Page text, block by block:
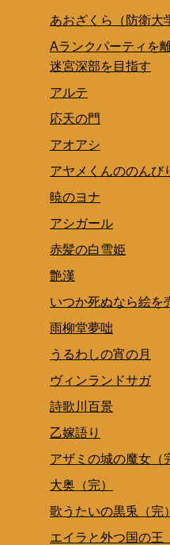
あおざくら（防衛大
Aランクパーティを
迷宮深部を目指す
アルテ
応天の門
アオアシ
アヤメくんののんび
暁のヨナ
アシガール
赤髪の白雪姫
艶漢
いつか死ぬなら絵を
雨柳堂夢咄
うるわしの宵の月
ヴィンランドサガ
詩歌川百景
乙嫁語り
アザミの城の魔女（
大奥（完）
歌うたいの黒兎（完）
エイラと外つ国の王